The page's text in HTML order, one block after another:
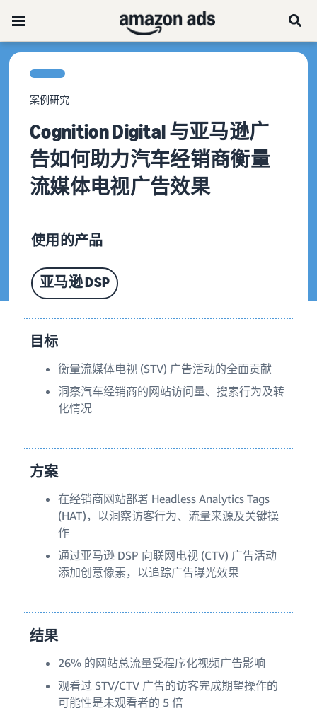
案例研究
Cognition Digital 与亚马逊广
告如何助力汽车经销商衡量
流媒体电视广告效果
使用的产品
亚马逊 DSP
目标
衡量流媒体电视 (STV) 广告活动的全面贡献
洞察汽车经销商的网站访问量、搜索行为及转
化情况
方案
在经销商网站部署 Headless Analytics Tags
(HAT)，以洞察访客行为、流量来源及关键操
作
通过亚马逊 DSP 向联网电视 (CTV) 广告活动
添加创意像素，以追踪广告曝光效果
结果
26% 的网站总流量受程序化视频广告影响
观看过 STV/CTV 广告的访客完成期望操作的
可能性是未观看者的 5 倍